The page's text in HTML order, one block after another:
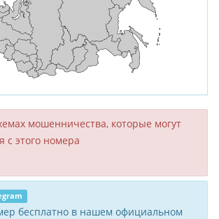
мошенни­чества, кото­рые могут
с этого номера
бесплатно в нашем официальном